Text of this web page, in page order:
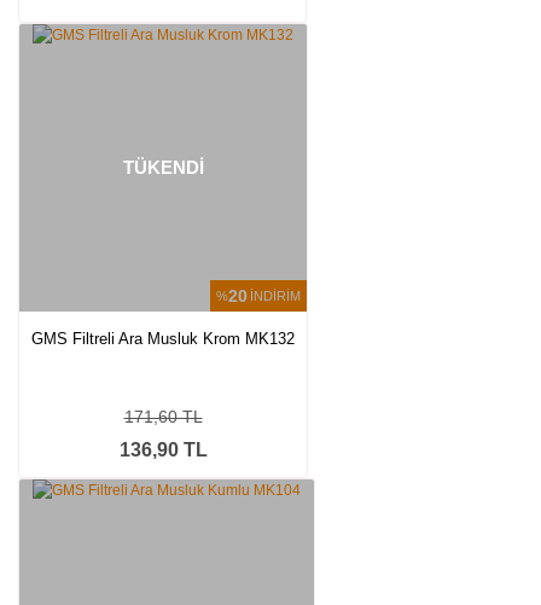
%20 İNDİRİM
TÜKENDİ
GMS Filtreli Ara Musluk Krom MK132
136,90 TL
171,60 TL